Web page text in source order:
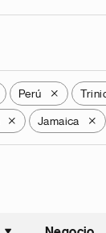
Perú X
X Jamaica X